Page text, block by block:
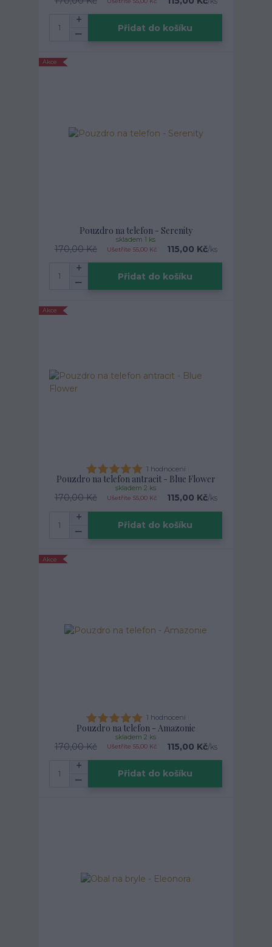
Přidat do košíku
Akce
Pouzdro na telefon - Serenity
170,00 Kč Ušetříte 55,00 Kč 115,00 Kč/ks
skladem 1 ks
Přidat do košíku
Akce
1 hodnocení
Pouzdro na telefon antracit - Blue Flower
170,00 Kč Ušetříte 55,00 Kč 115,00 Kč/ks
skladem 2 ks
Přidat do košíku
Akce
1 hodnocení
Pouzdro na telefon - Amazonie
170,00 Kč Ušetříte 55,00 Kč 115,00 Kč/ks
skladem 2 ks
Přidat do košíku